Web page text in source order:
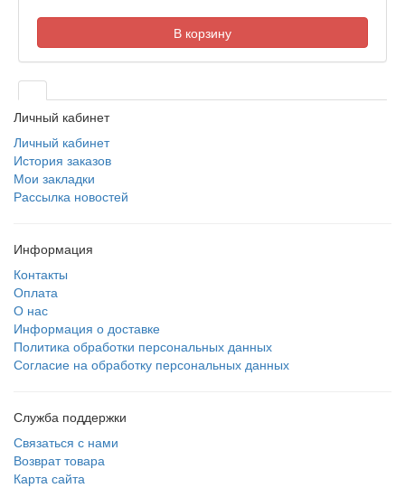
В корзину
Личный кабинет
Личный кабинет
История заказов
Мои закладки
Рассылка новостей
Информация
Контакты
Оплата
О нас
Информация о доставке
Политика обработки персональных данных
Согласие на обработку персональных данных
Служба поддержки
Связаться с нами
Возврат товара
Карта сайта